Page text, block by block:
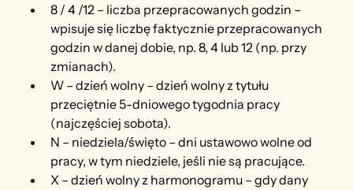
8 / 4 /12 – liczba przepracowanych godzin –
wpisuje się liczbę faktycznie przepracowanych
godzin w danej dobie, np. 8, 4 lub 12 (np. przy
zmianach).
W – dzień wolny – dzień wolny z tytułu
przeciętnie 5-dniowego tygodnia pracy
(najczęściej sobota).
N – niedziela/święto – dni ustawowo wolne od
pracy, w tym niedziele, jeśli nie są pracujące.
X – dzień wolny z harmonogramu – gdy dany